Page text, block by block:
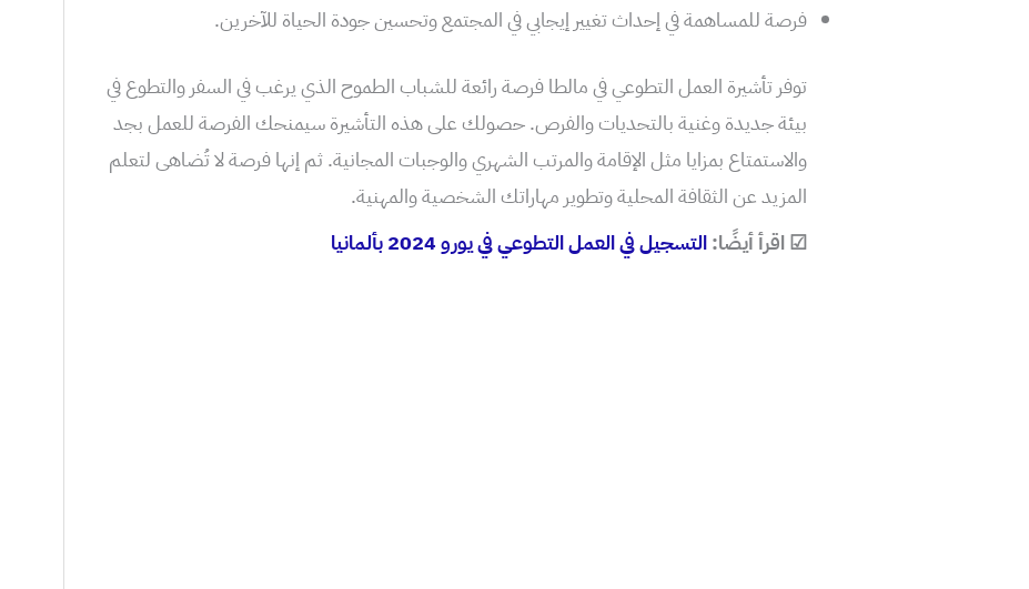
فرصة للمساهمة في إحداث تغيير إيجابي في المجتمع وتحسين جودة الحياة للآخرين.
توفر تأشيرة العمل التطوعي في مالطا فرصة رائعة للشباب الطموح الذي يرغب في السفر والتطوع في
بيئة جديدة وغنية بالتحديات والفرص. حصولك على هذه التأشيرة سيمنحك الفرصة للعمل بجد
والاستمتاع بمزايا مثل الإقامة والمرتب الشهري والوجبات المجانية. ثم إنها فرصة لا تُضاهى لتعلم
المزيد عن الثقافة المحلية وتطوير مهاراتك الشخصية والمهنية.
☑ اقرأ أيضًا:التسجيل في العمل التطوعي في يورو 2024 بألمانيا